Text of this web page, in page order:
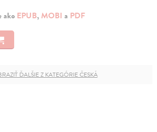
ako EPUB, MOBI a PDF
ĎALŠIE Z KATEGÓRIE ČESKÁ